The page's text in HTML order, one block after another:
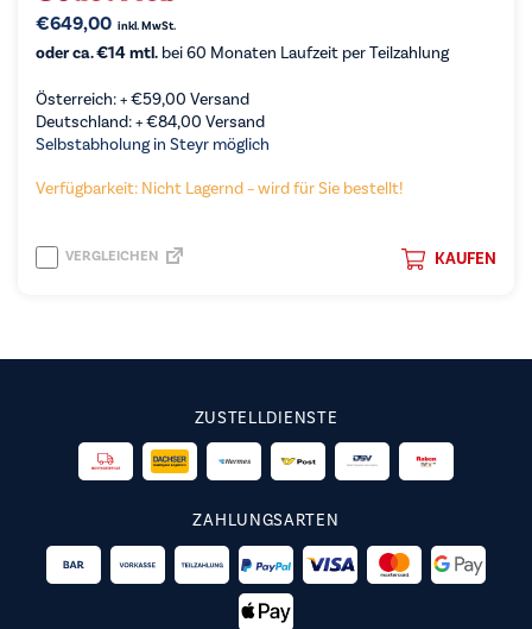
€649,00 inkl. MwSt.
oder ca. €14 mtl. bei 60 Monaten Laufzeit per Teilzahlung
Österreich: +€59,00 Versand
Deutschland: +€84,00 Versand
Selbstabholung in Steyr möglich
Verfügbarkeit: Nicht Lagernd – wird für Sie bestellt!
KAUFEN
VERGLEICHEN
ZUSTELLDIENSTE
ZAHLUNGSARTEN